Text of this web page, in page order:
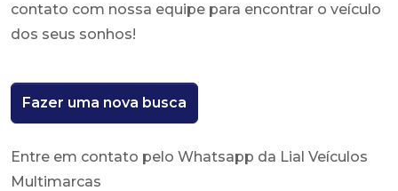
contato com nossa equipe para encontrar o veículo
dos seus sonhos!
Fazer uma nova busca
Entre em contato pelo Whatsapp da Lial Veículos
Multimarcas